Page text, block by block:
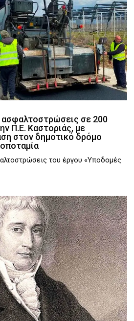
σε 200
Π.Ε. Καστοριάς, με
στον δημοτικό δρόμο
του έργου «Υποδομές